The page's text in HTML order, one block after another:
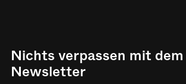
Nichts verpassen mit dem
Newsletter